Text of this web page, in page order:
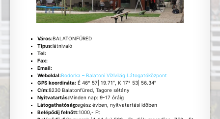
Város:BALATONFÜRED
Típus:látnivaló
Tel:
Fax:
Email:
Weboldal:Bodorka – Balatoni Vízivilág Látogatóközpont
GPS koordináta: É 46° 57| 19.71″, K 17° 53| 56.34″
Cím:8230 Balatonfüred, Tagore sétány
Nyitvatartás:Minden nap: 9-17 óráig
Látogathatóság:egész évben, nyitvatartási időben
Belépődíj felnőtt:1000,- Ft